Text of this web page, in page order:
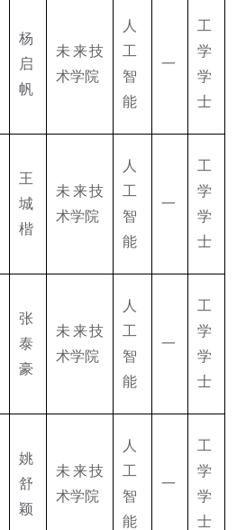
杨
启
帆
未来技
术学院
人
工
智
能
一
工
学
学
士
王
城
楷
未来技
术学院
人
工
智
能
一
工
学
学
士
张
泰
豪
未来技
术学院
人
工
智
能
一
工
学
学
士
姚
舒
颖
未来技
术学院
人
工
智
能
一
工
学
学
士